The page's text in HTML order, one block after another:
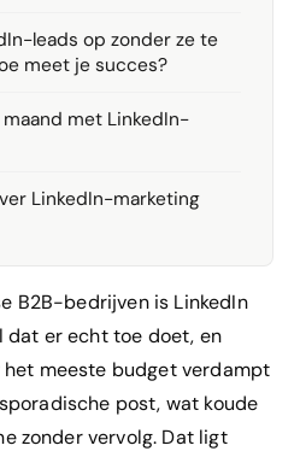
leads op zonder ze te
meet je succes?
met LinkedIn-
LinkedIn-marketing
B2B-bedrijven is LinkedIn
dat er echt toe doet, en
meeste budget verdampt
post, wat koude
zonder vervolg. Dat ligt